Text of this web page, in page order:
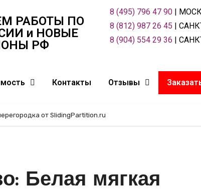
РАБОТЫ ПО
и НОВЫЕ
РФ
8 (495) 796 47 90|
8 (812) 987 26 45 |
8 (904) 554 29 36 |
Контакты Отзывы
от SlidingPartition.ru
Белая мягкая